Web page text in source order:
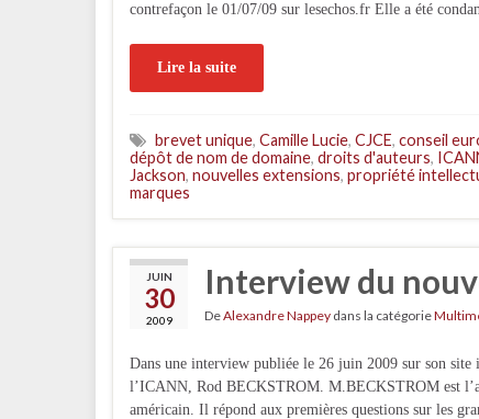
contrefaçon le 01/07/09 sur lesechos.fr Elle a été
Lire la suite
brevet unique, Camille Lucie, CJCE, conseil
dépôt de nom de domaine, droits d'auteurs,
Jackson, nouvelles extensions, propriété
marques
JUIN
30
2009
Interview du
DeAlexandre Nappey dans la catégorie
Dans une interview publiée le 26 juin 2009 sur son
l’ICANN, Rod BECKSTROM. M.BECKSTROM est
américain. Il répond aux premières questions sur les